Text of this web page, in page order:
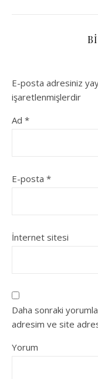
E-posta adresiniz
işaretlenmişlerdir
Ad *
E-posta *
İnternet sitesi
Daha sonraki
adresim ve site
Yorum